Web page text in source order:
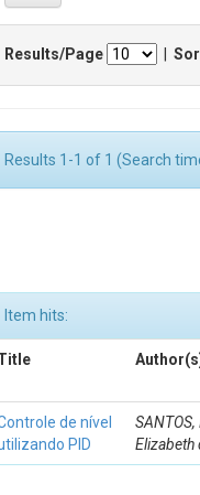
Results/Page
Results 1-1 of 1 (Search
Item hits:
de nível
PID
Elizabeth